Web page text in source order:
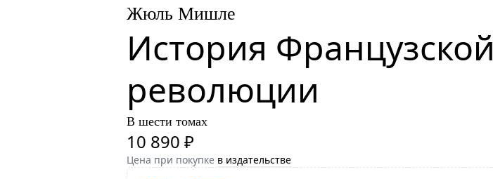
Жюль Мишле
История Французской
революции
В шести томах
10 890 ₽
Цена при покупке в издательстве